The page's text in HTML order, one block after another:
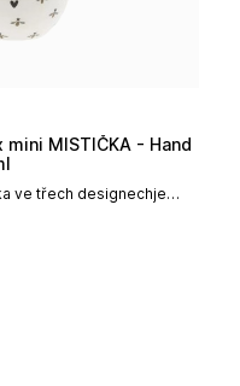
ve třech designechje